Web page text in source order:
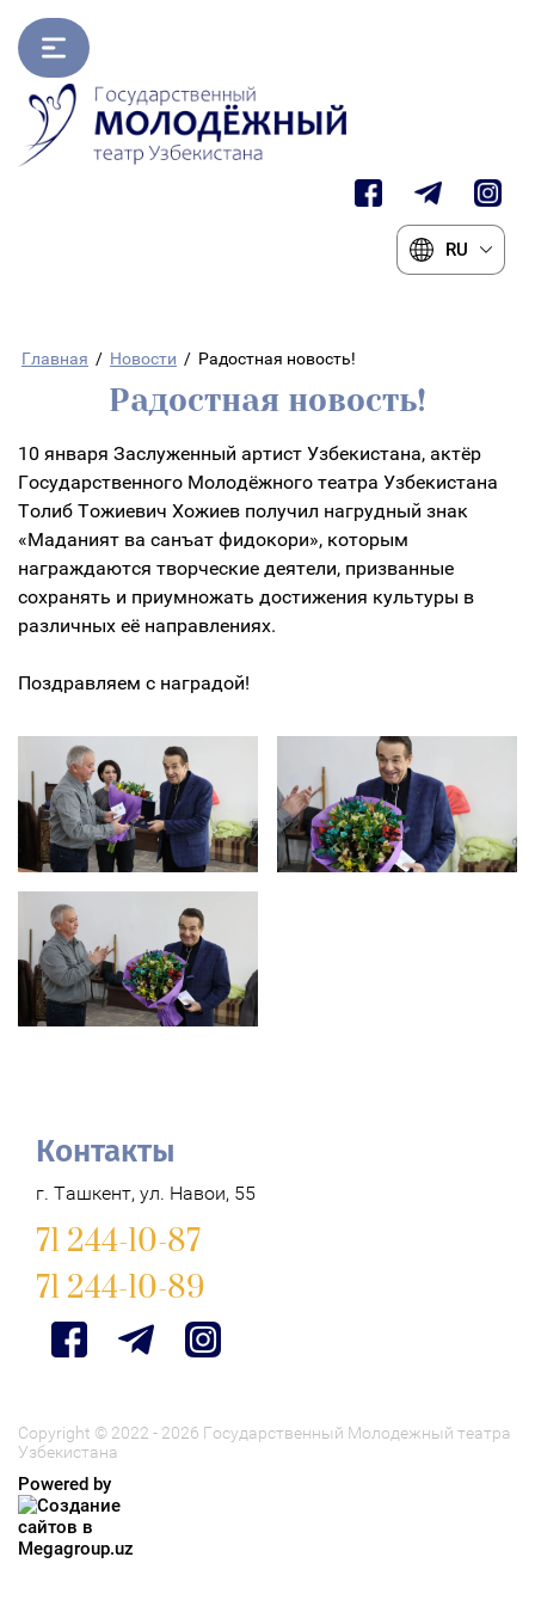
RU
Главная / Новости / Радостная новость!
Радостная новость!
10 января Заслуженный артист Узбекистана, актёр
Государственного Молодёжного театра Узбекистана
Толиб Тожиевич Хожиев получил нагрудный знак
«Маданият ва санъат фидокори», которым
награждаются творческие деятели, призванные
сохранять и приумножать достижения культуры в
различных её направлениях.
Поздравляем с наградой!
Контакты
г. Ташкент, ул. Навои, 55
71 244-10-87
71 244-10-89
Copyright © 2022 - 2026 Государственный Молодежный театра
Узбекистана
Powered by